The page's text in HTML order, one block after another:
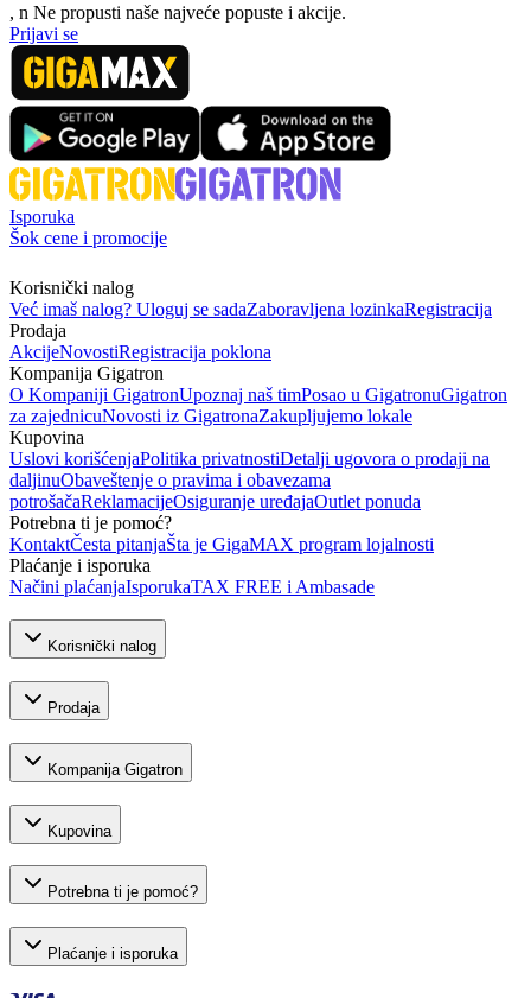
, n Ne propusti naše najveće popuste i akcije.
Prijavi se
Isporuka
Šok cene i promocije
Korisnički nalog
Već imaš nalog? Uloguj se sadaZaboravljena lozinkaRegistracija
Prodaja
AkcijeNovostiRegistracija poklona
Kompanija Gigatron
O Kompaniji GigatronUpoznaj naš timPosao u GigatronuGigatron
za zajednicuNovosti iz GigatronaZakupljujemo lokale
Kupovina
Uslovi korišćenjaPolitika privatnostiDetalji ugovora o prodaji na
daljinuObaveštenje o pravima i obavezama
potrošačaReklamacijeOsiguranje uređajaOutlet ponuda
Potrebna ti je pomoć?
KontaktČesta pitanjaŠta je GigaMAX program lojalnosti
Plaćanje i isporuka
Načini plaćanjaIsporukaTAX FREE i Ambasade
Korisnički nalog
Prodaja
Kompanija Gigatron
Kupovina
Potrebna ti je pomoć?
Plaćanje i isporuka